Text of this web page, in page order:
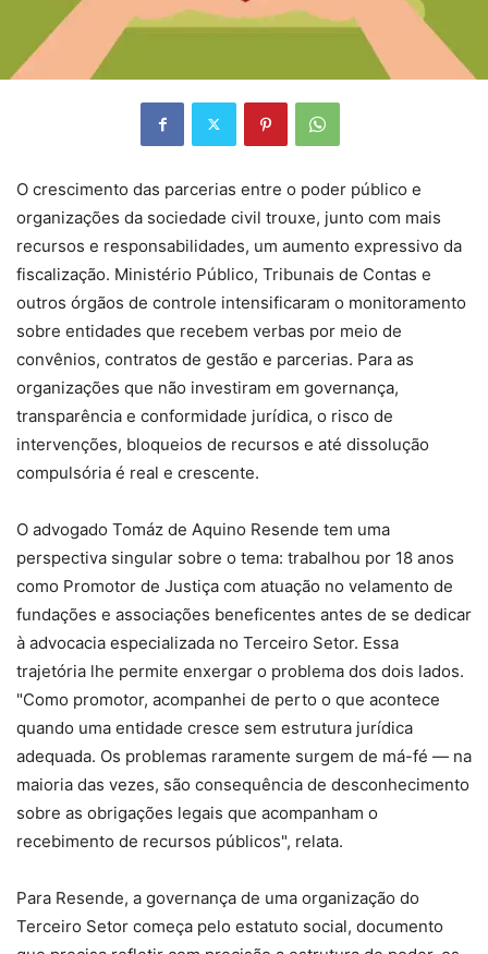
O crescimento das parcerias entre o poder público e
organizações da sociedade civil trouxe, junto com mais
recursos e responsabilidades, um aumento expressivo da
fiscalização. Ministério Público, Tribunais de Contas e
outros órgãos de controle intensificaram o monitoramento
sobre entidades que recebem verbas por meio de
convênios, contratos de gestão e parcerias. Para as
organizações que não investiram em governança,
transparência e conformidade jurídica, o risco de
intervenções, bloqueios de recursos e até dissolução
compulsória é real e crescente.
O advogado Tomáz de Aquino Resende tem uma
perspectiva singular sobre o tema: trabalhou por 18 anos
como Promotor de Justiça com atuação no velamento de
fundações e associações beneficentes antes de se dedicar
à advocacia especializada no Terceiro Setor. Essa
trajetória lhe permite enxergar o problema dos dois lados.
"Como promotor, acompanhei de perto o que acontece
quando uma entidade cresce sem estrutura jurídica
adequada. Os problemas raramente surgem de má-fé — na
maioria das vezes, são consequência de desconhecimento
sobre as obrigações legais que acompanham o
recebimento de recursos públicos", relata.
Para Resende, a governança de uma organização do
Terceiro Setor começa pelo estatuto social, documento